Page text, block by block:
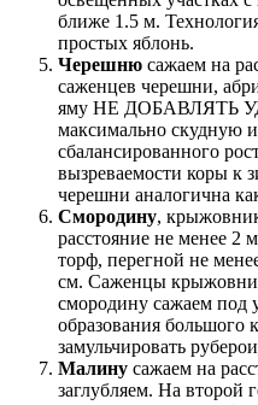
ближе 1.5 м.
простых яблонь.
Черешню сажаем на
саженцев черешни,
яму НЕ ДОБАВЛЯТЬ
максимально скудную
сбалансированного
вызреваемости коры к
черешни аналогична
Смородину,
расстояние не менее 2
торф, перегной не
см. Саженцы
смородину сажаем под
образования большого
замульчировать
Малину сажаем на
заглубляем. На второй